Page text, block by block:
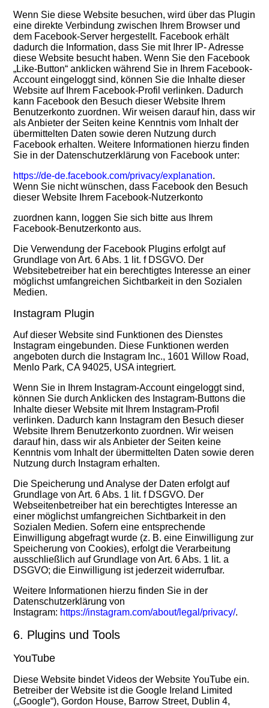
Wenn Sie diese Website besuchen, wird über das Plugin
eine direkte Verbindung zwischen Ihrem Browser und
dem Facebook-Server hergestellt. Facebook erhält
dadurch die Information, dass Sie mit Ihrer IP- Adresse
diese Website besucht haben. Wenn Sie den Facebook
„Like-Button“ anklicken während Sie in Ihrem Facebook-
Account eingeloggt sind, können Sie die Inhalte dieser
Website auf Ihrem Facebook-Profil verlinken. Dadurch
kann Facebook den Besuch dieser Website Ihrem
Benutzerkonto zuordnen. Wir weisen darauf hin, dass wir
als Anbieter der Seiten keine Kenntnis vom Inhalt der
übermittelten Daten sowie deren Nutzung durch
Facebook erhalten. Weitere Informationen hierzu finden
Sie in der Datenschutzerklärung von Facebook unter:
https://de-de.facebook.com/privacy/explanation.
Wenn Sie nicht wünschen, dass Facebook den Besuch
dieser Website Ihrem Facebook-Nutzerkonto
zuordnen kann, loggen Sie sich bitte aus Ihrem
Facebook-Benutzerkonto aus.
Die Verwendung der Facebook Plugins erfolgt auf
Grundlage von Art. 6 Abs. 1 lit. f DSGVO. Der
Websitebetreiber hat ein berechtigtes Interesse an einer
möglichst umfangreichen Sichtbarkeit in den Sozialen
Medien.
Instagram Plugin
Auf dieser Website sind Funktionen des Dienstes
Instagram eingebunden. Diese Funktionen werden
angeboten durch die Instagram Inc., 1601 Willow Road,
Menlo Park, CA 94025, USA integriert.
Wenn Sie in Ihrem Instagram-Account eingeloggt sind,
können Sie durch Anklicken des Instagram-Buttons die
Inhalte dieser Website mit Ihrem Instagram-Profil
verlinken. Dadurch kann Instagram den Besuch dieser
Website Ihrem Benutzerkonto zuordnen. Wir weisen
darauf hin, dass wir als Anbieter der Seiten keine
Kenntnis vom Inhalt der übermittelten Daten sowie deren
Nutzung durch Instagram erhalten.
Die Speicherung und Analyse der Daten erfolgt auf
Grundlage von Art. 6 Abs. 1 lit. f DSGVO. Der
Webseitenbetreiber hat ein berechtigtes Interesse an
einer möglichst umfangreichen Sichtbarkeit in den
Sozialen Medien. Sofern eine entsprechende
Einwilligung abgefragt wurde (z. B. eine Einwilligung zur
Speicherung von Cookies), erfolgt die Verarbeitung
ausschließlich auf Grundlage von Art. 6 Abs. 1 lit. a
DSGVO; die Einwilligung ist jederzeit widerrufbar.
Weitere Informationen hierzu finden Sie in der
Datenschutzerklärung von
Instagram: https://instagram.com/about/legal/privacy/.
6. Plugins und Tools
YouTube
Diese Website bindet Videos der Website YouTube ein.
Betreiber der Website ist die Google Ireland Limited
(„Google“), Gordon House, Barrow Street, Dublin 4,